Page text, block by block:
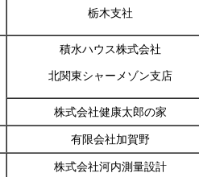
栃木支社
積水ハウス株式会社
北関東シャーメゾン支店
株式会社健康太郎の家
有限会社加賀野
株式会社河内測量設計